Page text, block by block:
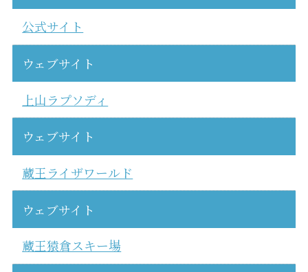
公式サイト
ウェブサイト
上山ラプソディ
ウェブサイト
蔵王ライザワールド
ウェブサイト
蔵王猿倉スキー場